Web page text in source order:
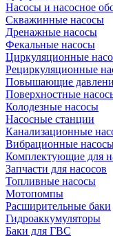
Насосы и насосное
Скважинные насосы
Дренажные насосы
Фекальные насосы
Циркуляционные
Рециркуляционные
Повышающие
Поверхностные
Колодезные насосы
Насосные станции
Канализационные
Вибрационные
Комплектующие для
Запчасти для насосов
Топливные насосы
Мотопомпы
Расширительные баки
Гидроаккумуляторы
Баки для ГВС